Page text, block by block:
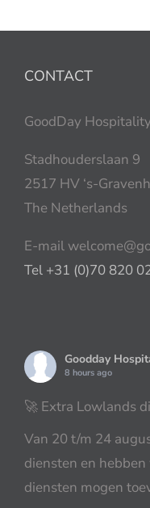
CONTACT
GoodDay
Stadhouderslaan 9
2517 HV ‘s-
The Netherlands
E-mail
Tel +31 (0)70 820
Goodday
8 hours ago
🚀 Extra Lowlands
Van 20 t/m 24
diensten en
diensten mogen